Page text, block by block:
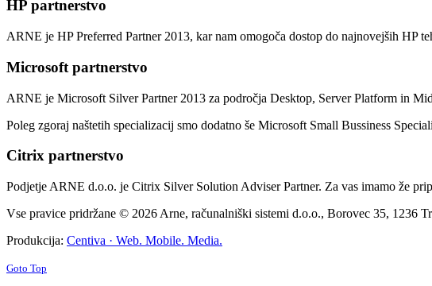
HP partnerstvo
ARNE je HP Preferred Partner 2013, kar nam omogoča dostop do najnovejših HP
Microsoft partnerstvo
ARNE je Microsoft Silver Partner 2013 za področja Desktop, Server Platform in
Poleg zgoraj naštetih specializacij smo dodatno še Microsoft Small Bussiness
Citrix partnerstvo
Podjetje ARNE d.o.o. je Citrix Silver Solution Adviser Partner. Za vas imamo že
Vse pravice pridržane © 2026 Arne, računalniški sistemi d.o.o., Borovec 35, 1236
Produkcija: Centiva · Web. Mobile. Media.
Goto Top